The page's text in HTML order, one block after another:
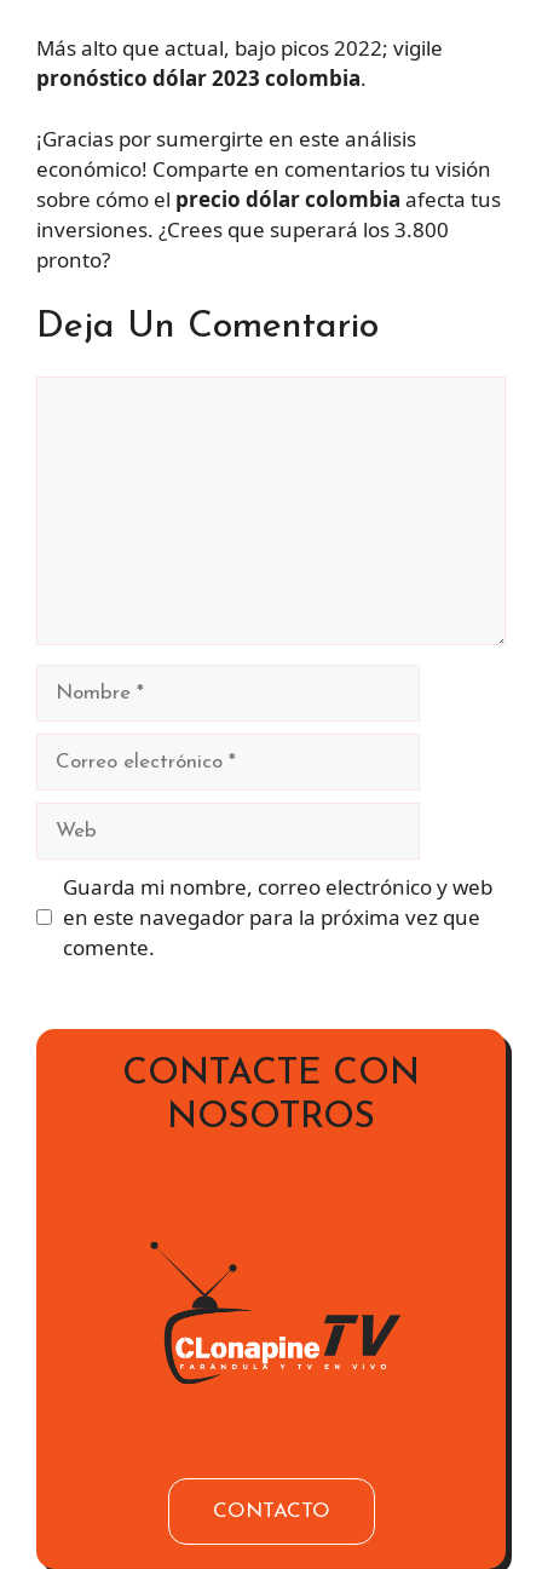
Más alto que actual, bajo picos 2022; vigile
pronóstico dólar 2023 colombia.
¡Gracias por sumergirte en este análisis
económico! Comparte en comentarios tu visión
sobre cómo el precio dólar colombia afecta tus
inversiones. ¿Crees que superará los 3.800
pronto?
Deja Un Comentario
Nombre
Guarda mi nombre, correo electrónico y web
en este navegador para la próxima vez que
comente.